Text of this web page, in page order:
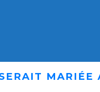
MARIÉE